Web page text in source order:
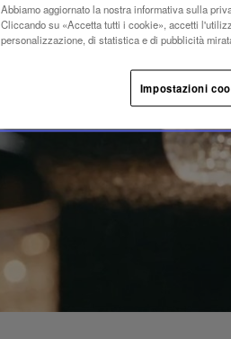
mini
Folia
Abbiamo aggiornato la nostra informativa sulla
Cliccando su «Accetta tutti i cookie», accetti
personalizzazione, di statistica e di pubblicità
Impostazioni